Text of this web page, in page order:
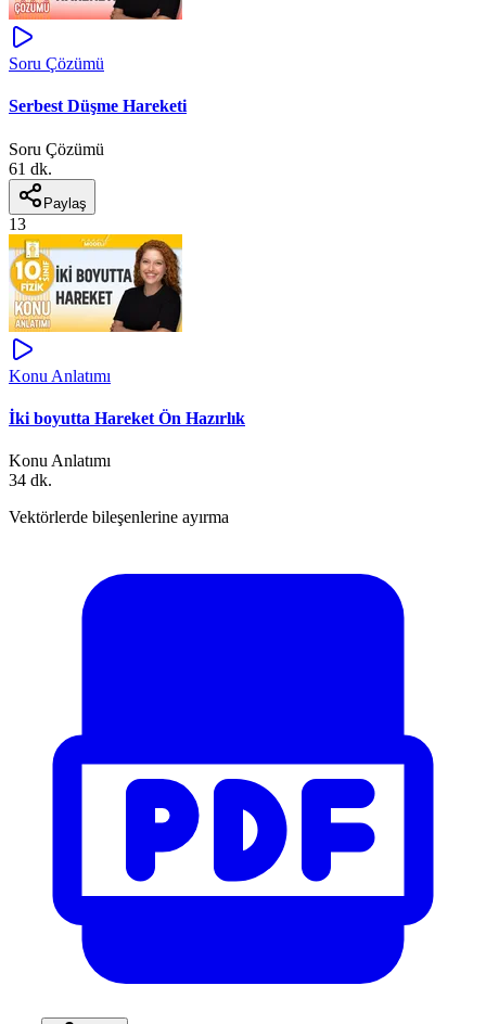
Soru Çözümü
Serbest Düşme Hareketi
Soru Çözümü
61 dk.
Paylaş
13
Konu Anlatımı
İki boyutta Hareket Ön Hazırlık
Konu Anlatımı
34 dk.
Vektörlerde bileşenlerine ayırma